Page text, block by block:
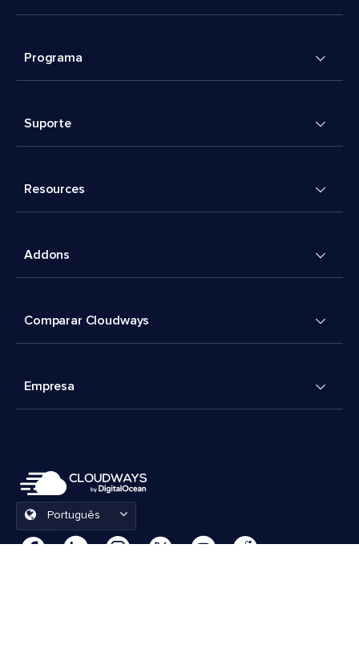
Programa
Suporte
Resources
Addons
Comparar Cloudways
Empresa
Português